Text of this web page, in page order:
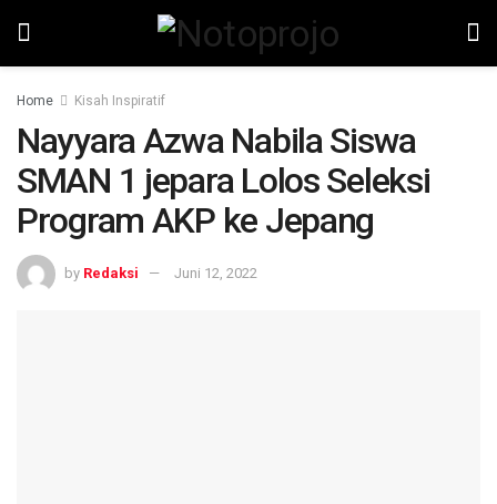
Home Kisah Inspiratif
Nayyara Azwa Nabila Siswa
SMAN 1 jepara Lolos Seleksi
Program AKP ke Jepang
by Redaksi Juni 12, 2022